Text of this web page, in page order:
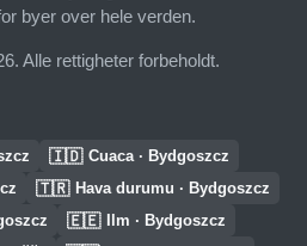
byer over hele verden.
Alle rettigheter forbeholdt.
🇮🇩 Cuaca · Bydgoszcz
🇹🇷 Hava durumu · Bydgoszcz
🇪🇪 Ilm · Bydgoszcz